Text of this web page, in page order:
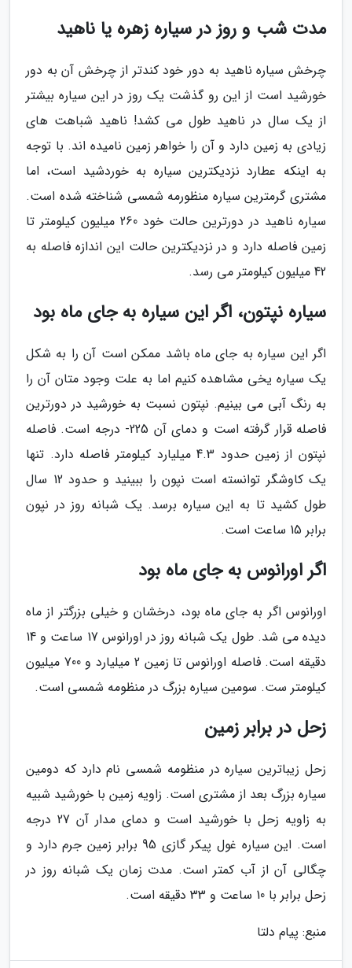
مدت شب و روز در سیاره زهره یا ناهید
چرخش سیاره ناهید به دور خود کندتر از چرخش آن به دور
خورشید است از این رو گذشت یک روز در این سیاره بیشتر
از یک سال در ناهید طول می کشد! ناهید شباهت های
زیادی به زمین دارد و آن را خواهر زمین نامیده اند. با توجه
به اینکه عطارد نزدیکترین سیاره به خوردشید است، اما
مشتری گرمترین سیاره منظورمه شمسی شناخته شده است.
سیاره ناهید در دورترین حالت خود 260 میلیون کیلومتر تا
زمین فاصله دارد و در نزدیکترین حالت این اندازه فاصله به
42 میلیون کیلومتر می رسد.
سیاره نپتون، اگر این سیاره به جای ماه بود
اگر این سیاره به جای ماه باشد ممکن است آن را به شکل
یک سیاره یخی مشاهده کنیم اما به علت وجود متان آن را
به رنگ آبی می بینیم. نپتون نسبت به خورشید در دورترین
فاصله قرار گرفته است و دمای آن 225- درجه است. فاصله
نپتون از زمین حدود 4.3 میلیارد کیلومتر فاصله دارد. تنها
یک کاوشگر توانسته است نپون را ببینید و حدود 12 سال
طول کشید تا به این سیاره برسد. یک شبانه روز در نپون
برابر 15 ساعت است.
اگر اورانوس به جای ماه بود
اورانوس اگر به جای ماه بود، درخشان و خیلی بزرگتر از ماه
دیده می شد. طول یک شبانه روز در اورانوس 17 ساعت و 14
دقیقه است. فاصله اورانوس تا زمین 2 میلیارد و 700 میلیون
کیلومتر ست. سومین سیاره بزرگ در منظومه شمسی است.
زحل در برابر زمین
زحل زیباترین سیاره در منظومه شمسی نام دارد که دومین
سیاره بزرگ بعد از مشتری است. زاویه زمین با خورشید شبیه
به زاویه زحل با خورشید است و دمای مدار آن 27 درجه
است. این سیاره غول پیکر گازی 95 برابر زمین جرم دارد و
چگالی آن از آب کمتر است. مدت زمان یک شبانه روز در
زحل برابر با 10 ساعت و 33 دقیقه است.
منبع: پیام دلتا